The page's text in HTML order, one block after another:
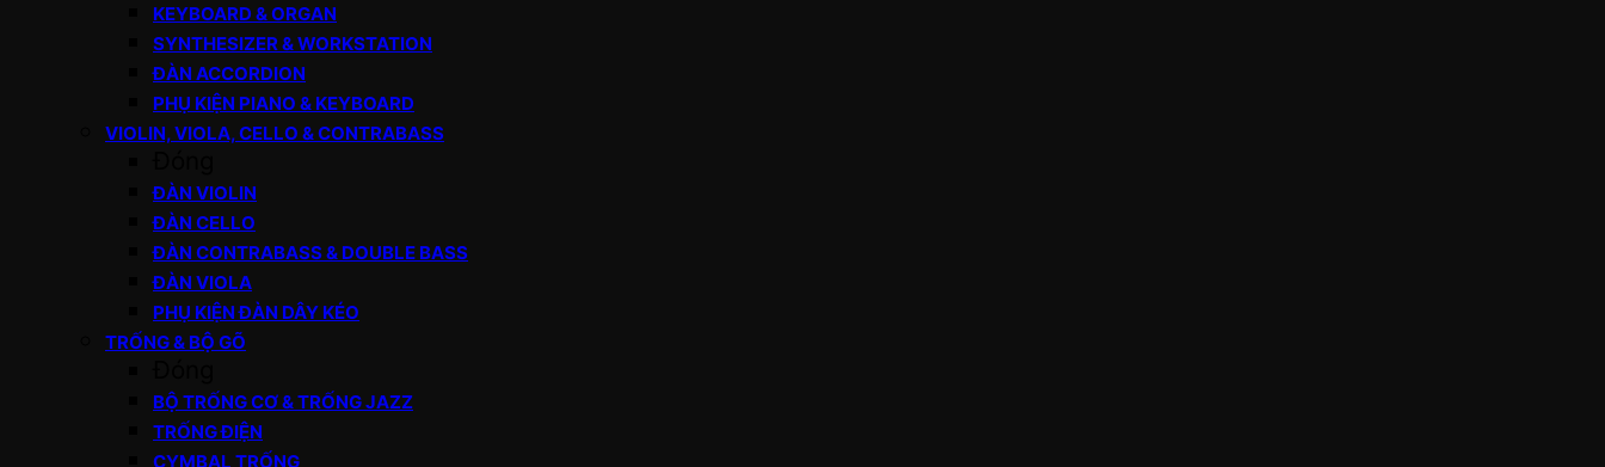
KEYBOARD & ORGAN
SYNTHESIZER & WORKSTATION
ĐÀN ACCORDION
PHỤ KIỆN PIANO & KEYBOARD
VIOLIN, VIOLA, CELLO & CONTRABASS
ĐÀN VIOLIN
ĐÀN CELLO
ĐÀN CONTRABASS & DOUBLE BASS
ĐÀN VIOLA
PHỤ KIỆN ĐÀN DÂY KÉO
TRỐNG & BỘ GÕ
BỘ TRỐNG CƠ & TRỐNG JAZZ
TRỐNG ĐIỆN
CYMBAL TRỐNG